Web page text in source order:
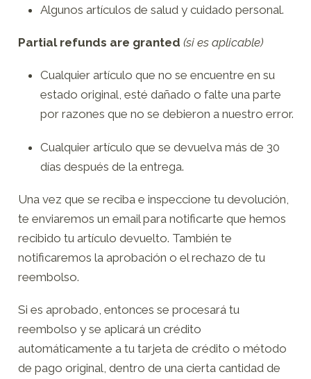
Algunos artículos de salud y cuidado personal.
Partial refunds are granted (si es aplicable)
Cualquier artículo que no se encuentre en su
estado original, esté dañado o falte una parte
por razones que no se debieron a nuestro error.
Cualquier artículo que se devuelva más de 30
días después de la entrega.
Una vez que se reciba e inspeccione tu devolución,
te enviaremos un email para notificarte que hemos
recibido tu artículo devuelto. También te
notificaremos la aprobación o el rechazo de tu
reembolso.
Si es aprobado, entonces se procesará tu
reembolso y se aplicará un crédito
automáticamente a tu tarjeta de crédito o método
de pago original, dentro de una cierta cantidad de